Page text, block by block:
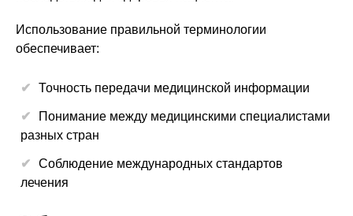
Использование правильной терминологии
обеспечивает:
Точность передачи медицинской информации
Понимание между медицинскими специалистами
разных стран
Соблюдение международных стандартов
лечения